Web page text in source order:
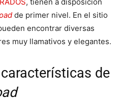
de primer nivel. En el sitio
encontrar diversas
muy llamativos y elegantes.
de